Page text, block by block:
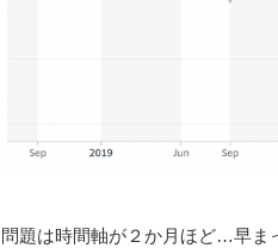
問題は時間軸が２か月ほど…早ま